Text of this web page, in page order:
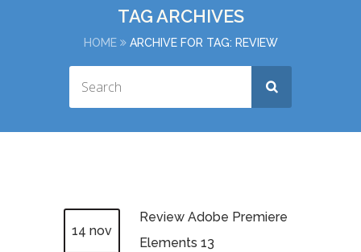
TAG ARCHIVES
HOME ARCHIVE FOR TAG: REVIEW
14 nov
Review Adobe Premiere
Elements 13